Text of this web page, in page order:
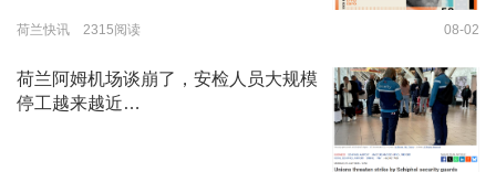
荷兰快讯 2315阅读 08-02
荷兰阿姆机场谈崩了，安检人员大规模
停工越来越近…